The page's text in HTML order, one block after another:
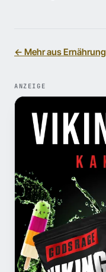
← Mehr aus Ernährung
ANZEIGE